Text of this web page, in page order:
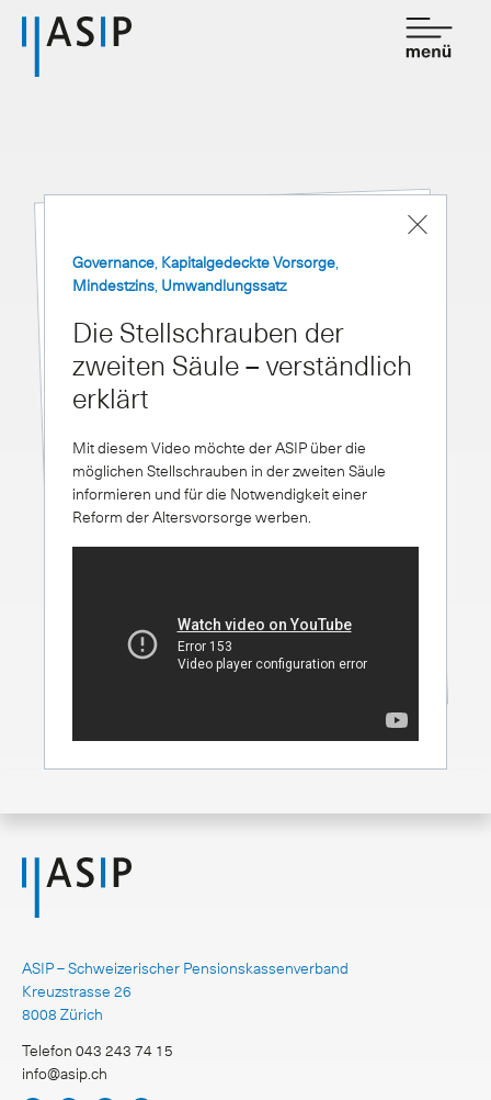
Verband
Dienstleistungen
Mitgliedschaft
Wissen
Newsroom
Governance, Kapitalgedeckte Vorsorge,
Mindestzins, Umwandlungssatz
Die Stellschrauben der
zweiten Säule – verständlich
erklärt
Mit diesem Video möchte der ASIP über die
möglichen Stellschrauben in der zweiten Säule
informieren und für die Notwendigkeit einer
Reform der Altersvorsorge werben.
ASIP – Schweizerischer Pensionskassenverband
Kreuzstrasse 26
8008 Zürich
Telefon 043 243 74 15
info@asip.ch